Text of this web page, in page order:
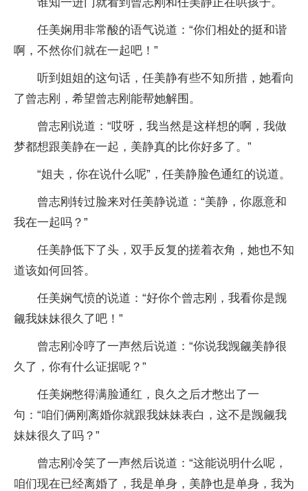
任美娴用非常酸的语气说道：“你们相处的挺和谐
啊，不然你们就在一起吧！”
听到姐姐的这句话，任美静有些不知所措，她看向
了曾志刚，希望曾志刚能帮她解围。
曾志刚说道：“哎呀，我当然是这样想的啊，我做
梦都想跟美静在一起，美静真的比你好多了。”
“姐夫，你在说什么呢”，任美静脸色通红的说道。
曾志刚转过脸来对任美静说道：“美静，你愿意和
我在一起吗？”
任美静低下了头，双手反复的搓着衣角，她也不知
道该如何回答。
任美娴气愤的说道：“好你个曾志刚，我看你是觊
觎我妹妹很久了吧！”
曾志刚冷哼了一声然后说道：“你说我觊觎美静很
久了，你有什么证据呢？”
任美娴憋得满脸通红，良久之后才憋出了一
句：“咱们俩刚离婚你就跟我妹妹表白，这不是觊觎我
妹妹很久了吗？”
曾志刚冷笑了一声然后说道：“这能说明什么呢，
咱们现在已经离婚了，我是单身，美静也是单身，我为